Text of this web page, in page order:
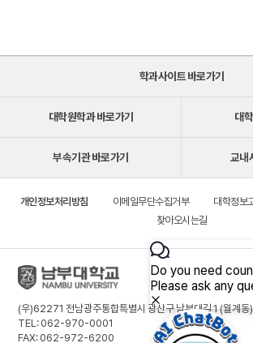
학과사이트 바로가기
대학원학과 바로가기 대
부속기관 바로가기 교내
개인정보처리방침 이메일무단수집거부 대학정보
찾아오시는길
(우)62271 전남광주통합특별시 광산구 남부대길 1 (월계동)
TEL: 062-970-0001
FAX: 062-972-6200